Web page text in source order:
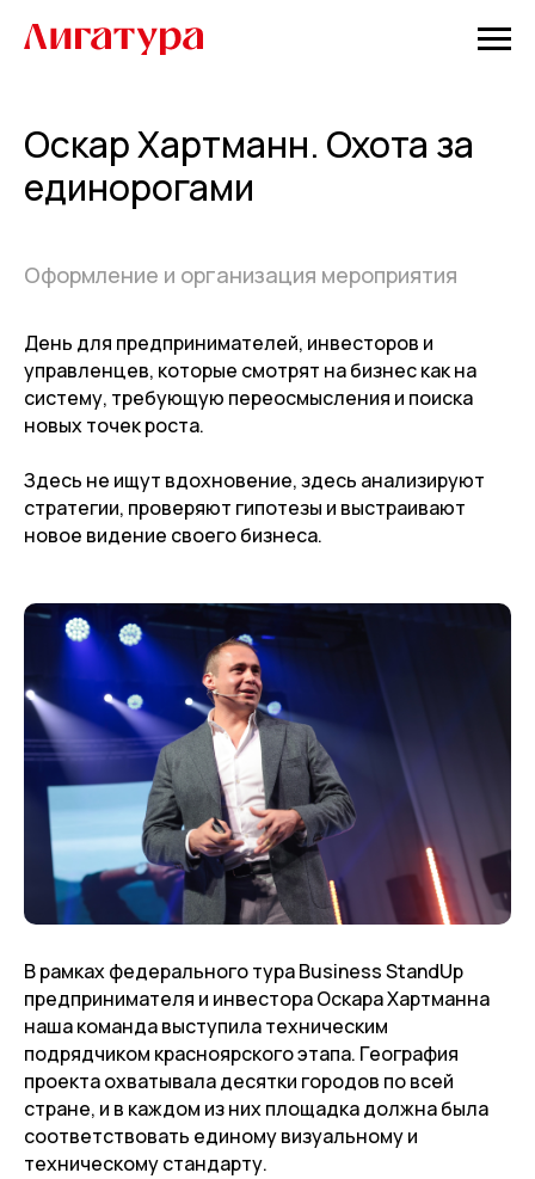
Оскар Хартманн. Охота за
единорогами
Оформление и организация мероприятия
День для предпринимателей, инвесторов и
управленцев, которые смотрят на бизнес как на
систему, требующую переосмысления и поиска
новых точек роста.
Здесь не ищут вдохновение, здесь анализируют
стратегии, проверяют гипотезы и выстраивают
новое видение своего бизнеса.
В рамках федерального тура Business StandUp
предпринимателя и инвестора Оскара Хартманна
наша команда выступила техническим
подрядчиком красноярского этапа. География
проекта охватывала десятки городов по всей
стране, и в каждом из них площадка должна была
соответствовать единому визуальному и
техническому стандарту.